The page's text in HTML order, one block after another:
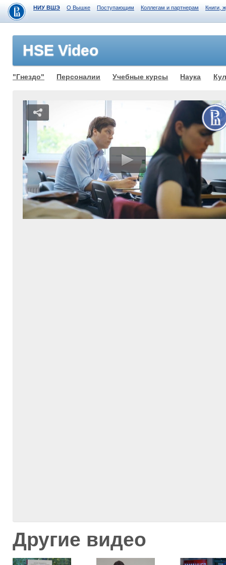
НИУ ВШЭ О Вышке Поступающим Коллегам и партнерам Книги,
HSE Video
"Гнездо" Персоналии Учебные курсы Наука
Другие видео